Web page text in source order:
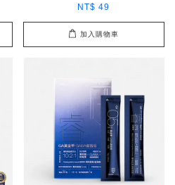
NT$ 49
加入購物車